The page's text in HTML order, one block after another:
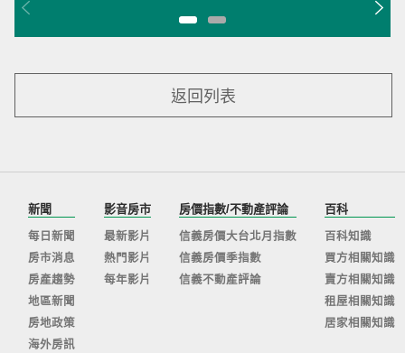
返回列表
新聞
每日新聞
房市消息
房產趨勢
地區新聞
房地政策
海外房訊
影音房市
最新影片
熱門影片
每年影片
房價指數/不動產評論
信義房價大台北月指數
信義房價季指數
信義不動產評論
百科
百科知識
買方相關知識
賣方相關知識
租屋相關知識
居家相關知識